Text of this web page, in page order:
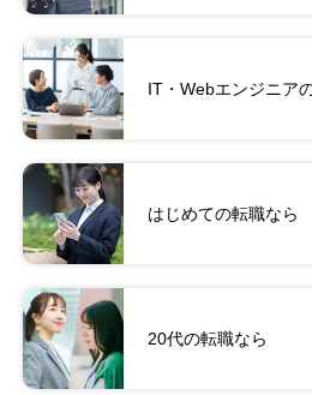
IT・Webエンジニア
はじめての転職なら
20代の転職なら